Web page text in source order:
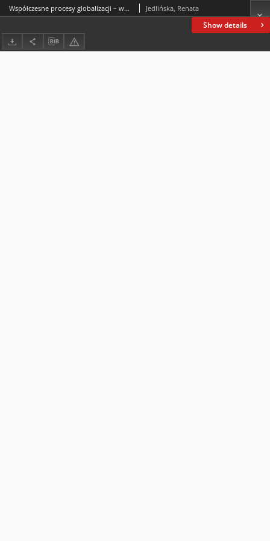
Show details
Współczesne procesy globalizacji – wybrane aspekty Jedlińska, Renata